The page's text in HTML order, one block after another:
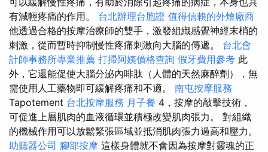
有減輕疼痛的作用。 台北辦理台胞證 值得信賴的外燴廠商
他透過合格的按摩治療師的雙手，激發組織感覺神經末梢的
刺激，從而暫時抑制慢性疼痛刺激向大腦的傳遞。 台北會
計師事務所專業推薦 打掃阿姨價格查詢 假牙費用參考 此
外，它還能促使大腦分泌內啡肽（人體的天然麻醉劑），無
需使用人工藥物即可緩解疼痛和不適。 南屯按摩服務
Tapotement 台北按摩服務 月子餐 4，按摩的敲擊技術，
可促進上層肌肉的血液循環並積極改變肌肉張力。 對組織
的機械作用可以放鬆緊張區域並抵消肌肉張力過高和壓力。
助聽器公司 腳部按摩 這樣身體就不會因為按摩對靈魂的正